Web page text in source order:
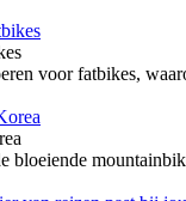
voor fatbikes,
bloeiende